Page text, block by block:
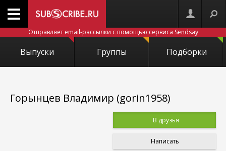
Отправляет email-рассылки с помощью сервиса Sendsay
Выпуски Группы Подборки
Горынцев Владимир (gorin1958)
В друзья
Написать